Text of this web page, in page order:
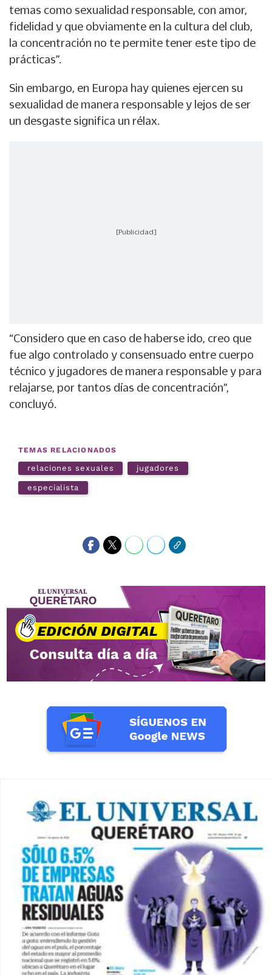
temas como sexualidad responsable, con amor,
fidelidad y que obviamente en la cultura del club,
la concentración no te permite tener este tipo de
prácticas”.
Sin embargo, en Europa hay quienes ejercen su
sexualidad de manera responsable y lejos de ser
un desgaste significa un rélax.
[Publicidad]
“Considero que en caso de haberse ido, creo que
fue algo controlado y consensuado entre cuerpo
técnico y jugadores de manera responsable y para
relajarse, por tantos días de concentración”,
concluyó.
TEMAS RELACIONADOS
relaciones sexuales jugadores
especialista